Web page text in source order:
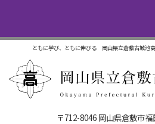
ともに学び、ともに伸びる 岡山県立倉敷古城池
〒712-8046 岡山県倉敷市